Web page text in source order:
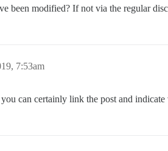
been modified? If not via the regular
7:53am
can certainly link the post and